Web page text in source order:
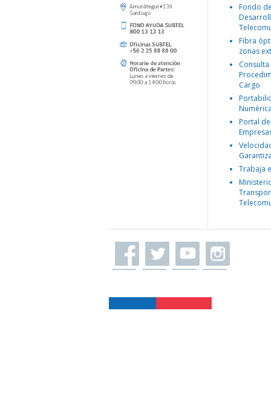
Fondo
Fibra
zonas
Consulta
Cargo
Portal
Trabaja